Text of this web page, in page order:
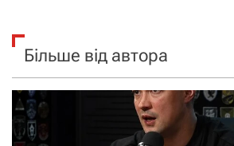
Більше від автора